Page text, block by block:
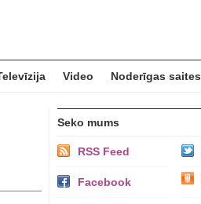
Video Noderīgas saites
Seko mums
RSS Feed
Facebook